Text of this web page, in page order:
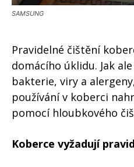
SAMSUNG
Pravidelné čištění
domácího úklidu. Jak
bakterie, viry a
používání v koberci
pomocí hloubkového
Koberce vyžadují